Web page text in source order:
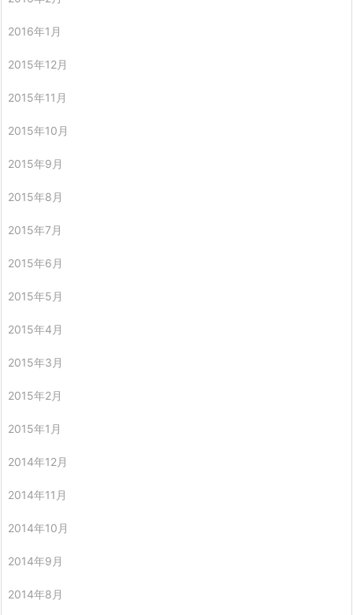
2016年1月
2015年12月
2015年11月
2015年10月
2015年9月
2015年8月
2015年7月
2015年6月
2015年5月
2015年4月
2015年3月
2015年2月
2015年1月
2014年12月
2014年11月
2014年10月
2014年9月
2014年8月